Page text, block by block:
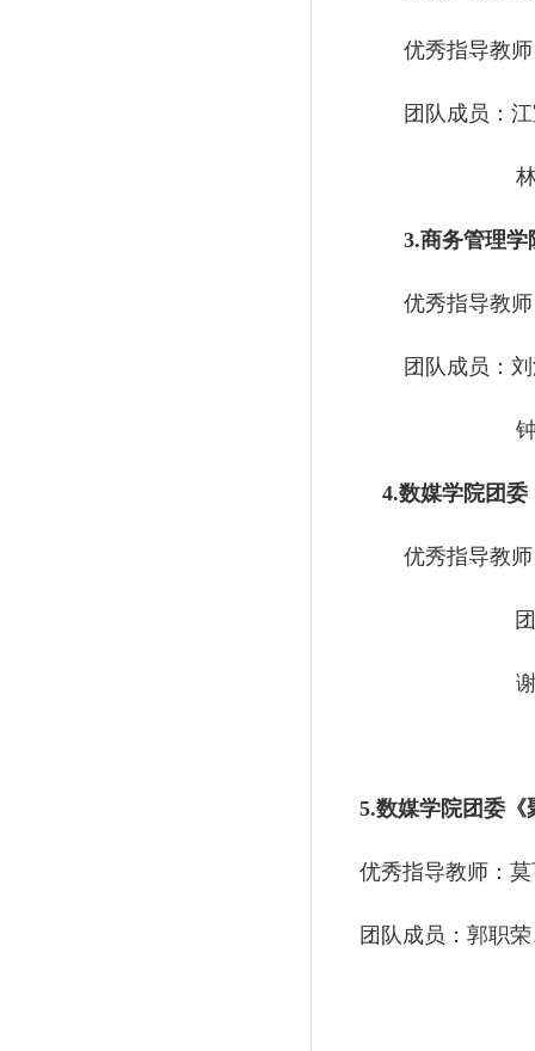
优秀指导教
团队成员：
3.商务管理
优秀指导教
团队成员：
4.数媒学院团委
优秀指导教
5.数媒学院团委《
优秀指导教师：
团队成员：郭职